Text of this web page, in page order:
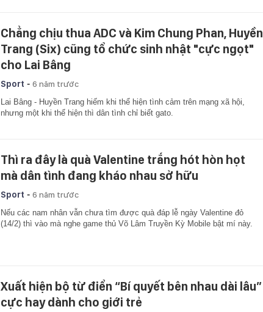
Chẳng chịu thua ADC và Kim Chung Phan, Huyền
Trang (Six) cũng tổ chức sinh nhật "cực ngọt"
cho Lai Bâng
Sport - 6 năm trước
Lai Bâng - Huyền Trang hiếm khi thể hiện tình cảm trên mạng xã hội,
nhưng một khi thể hiện thì dân tình chỉ biết gato.
Thì ra đây là quà Valentine trắng hót hòn họt
mà dân tình đang kháo nhau sở hữu
Sport - 6 năm trước
Nếu các nam nhân vẫn chưa tìm được quà đáp lễ ngày Valentine đỏ
(14/2) thì vào mà nghe game thủ Võ Lâm Truyền Kỳ Mobile bật mí này.
Xuất hiện bộ từ điển “Bí quyết bên nhau dài lâu”
cực hay dành cho giới trẻ